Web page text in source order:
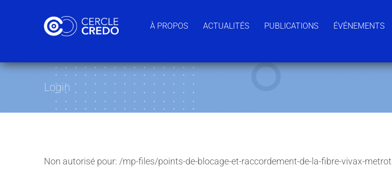
À PROPOS ACTUALITÉS PUBLICATIONS ÉVÉNEMENTS
Login
Non autorisé pour: /mp-files/points-de-blocage-et-raccordement-de-la-fibre-vivax-